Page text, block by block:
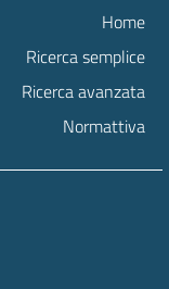
Home
Ricerca semplice
Ricerca avanzata
Normattiva